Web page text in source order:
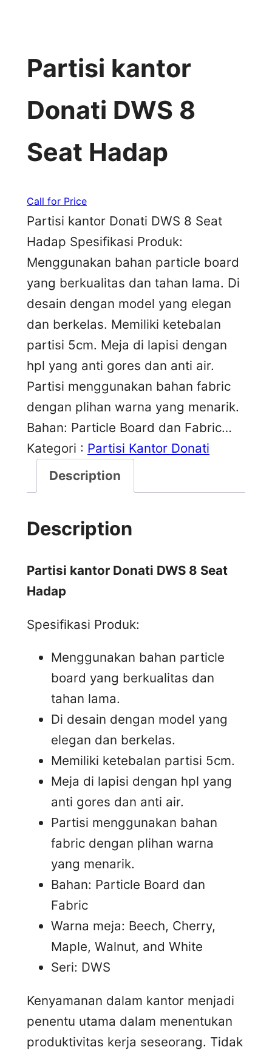
Partisi kantor
Donati DWS 8
Seat Hadap
Call for Price
Partisi kantor Donati DWS 8 Seat
Hadap Spesifikasi Produk:
Menggunakan bahan particle board
yang berkualitas dan tahan lama. Di
desain dengan model yang elegan
dan berkelas. Memiliki ketebalan
partisi 5cm. Meja di lapisi dengan
hpl yang anti gores dan anti air.
Partisi menggunakan bahan fabric
dengan plihan warna yang menarik.
Bahan: Particle Board dan Fabric…
Kategori : Partisi Kantor Donati
Description
Description
Partisi kantor Donati DWS 8 Seat
Hadap
Spesifikasi Produk:
Menggunakan bahan particle
board yang berkualitas dan
tahan lama.
Di desain dengan model yang
elegan dan berkelas.
Memiliki ketebalan partisi 5cm.
Meja di lapisi dengan hpl yang
anti gores dan anti air.
Partisi menggunakan bahan
fabric dengan plihan warna
yang menarik.
Bahan: Particle Board dan
Fabric
Warna meja: Beech, Cherry,
Maple, Walnut, and White
Seri: DWS
Kenyamanan dalam kantor menjadi
penentu utama dalam menentukan
produktivitas kerja seseorang. Tidak